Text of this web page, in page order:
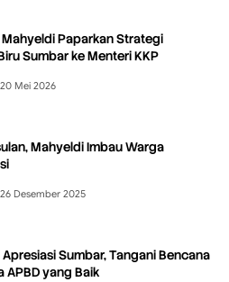
Paparkan Strategi
Sumbar ke Menteri KKP
20 Mei 2026
Mahyeldi Imbau Warga
26 Desember 2025
Sumbar, Tangani Bencana
APBD yang Baik